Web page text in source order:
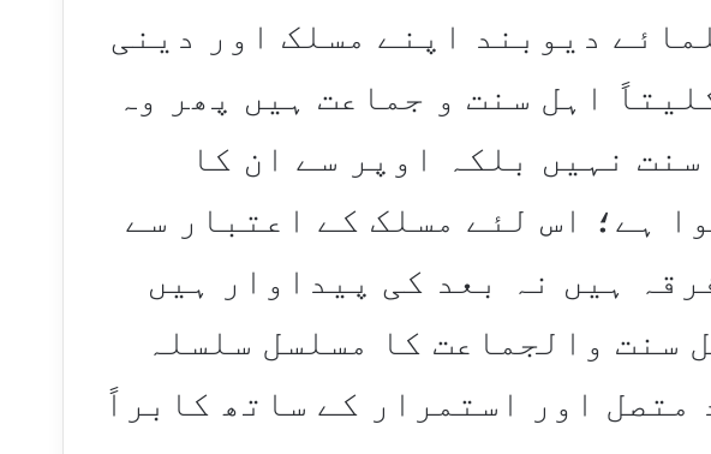
دیوبند اپنے مسلک اور دینی
اہل سنت و جماعت ہیں پھر وہ
نہیں بلکہ اوپر سے ان کا
ہے؛ اس لئے مسلک کے اعتبار سے
ہیں نہ بعد کی پیداوار ہیں
سنت والجماعت کا مسلسل سلسلہ
متصل اور استمرار کے ساتھ کابراً